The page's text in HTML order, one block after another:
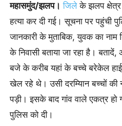
महासमुंद/झलप। जिलेके झलप
हत्या कर दी गई। सूचना पर पहुंची
जानकारी के मुताबिक, युवक का नाम
के निवासी बताया जा रहा है।
बजे के करीब यहां के बच्चे बरेकेल
खेल रहे थे। उसी दरम्यिान बच्चों
पड़ी। इसके बाद गांव वाले एकत्र
पुलिस को दी।